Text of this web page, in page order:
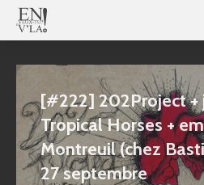
[#222] 202Project +
Tropical Horses +
Montreuil (chez
27 septembre